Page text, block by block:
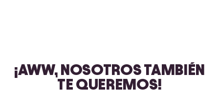
¡AWW, NOSOTROS TAMBIÉN
TE QUEREMOS!